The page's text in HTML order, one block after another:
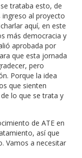
trataba esto, de
al proyecto
aquí, en este
más democracia y
aprobada por
que esta jornada
pero
Porque la idea
que sienten
lo que se trata y
de ATE en
así que
Vamos a necesitar